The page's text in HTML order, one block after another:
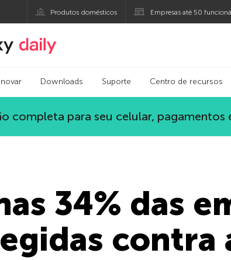
Produtos domésticos Empresas até 50
Blog oficial da Kaspersky
Downloads Suporte Centro de recursos
completa para seu celular, pagamentos
34% das
contra